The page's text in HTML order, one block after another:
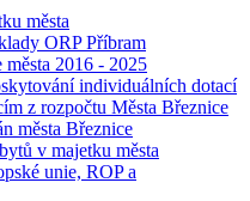
města
ORP Příbram
2016 - 2025
individuálních dotací
z rozpočtu Města Březnice
města Březnice
v majetku města
unie, ROP a